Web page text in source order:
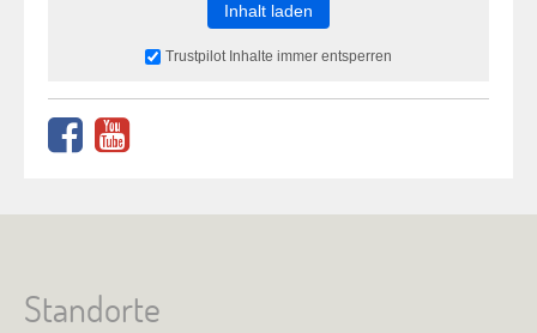
Inhalt laden
Trustpilot Inhalte immer entsperren
Standorte